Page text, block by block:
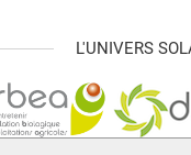
L'UNIVERS